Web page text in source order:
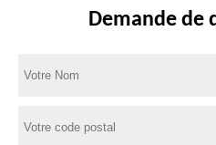
Demande de